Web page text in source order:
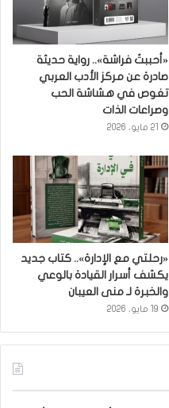
«أحببتُ فراشة».. رواية حديثة
صادرة عن مركز الأدب العربي
تغوص في هشاشة الحب
وصراعات الذات
21 مايو، 2026
«رحلتي مع الإدارة».. كتاب جديد
يكشف أسرار القيادة بالوعي
والخبرة لـ منى العيبان
19 مايو، 2026